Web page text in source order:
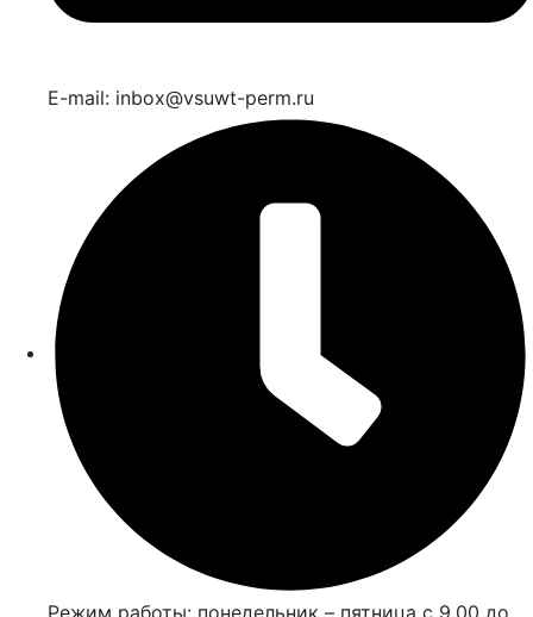
E-mail: inbox@vsuwt-perm.ru